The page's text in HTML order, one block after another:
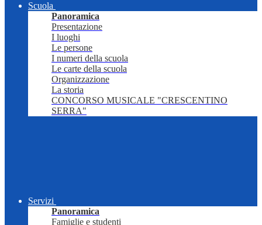
Scuola
Panoramica
Presentazione
I luoghi
Le persone
I numeri della scuola
Le carte della scuola
Organizzazione
La storia
CONCORSO MUSICALE "CRESCENTINO
SERRA"
Servizi
Panoramica
Famiglie e studenti